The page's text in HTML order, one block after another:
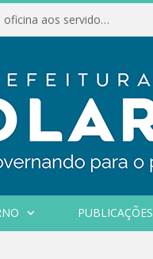
Conselho Municipal de Assistência Social realiza oficina aos servidores
PUBLICAÇÕES